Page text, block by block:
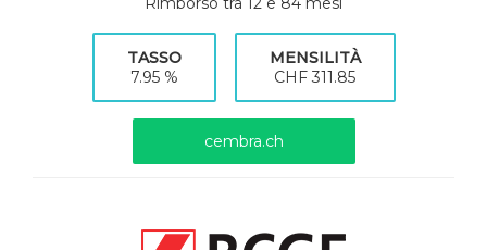
TASSO
7.95 %
MENSILITÀ
CHF 311.85
cembra.ch